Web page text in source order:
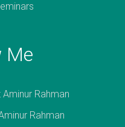
Me
Rahman
Rahman